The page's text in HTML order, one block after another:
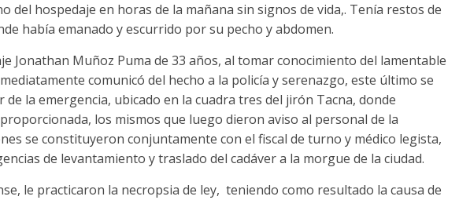
del hospedaje en horas de la mañana sin signos de vida,. Tenía restos de
había emanado y escurrido por su pecho y abdomen.
Jonathan Muñoz Puma de 33 años, al tomar conocimiento del lamentable
comunicó del hecho a la policía y serenazgo, este último se
la emergencia, ubicado en la cuadra tres del jirón Tacna, donde
los mismos que luego dieron aviso al personal de la
se constituyeron conjuntamente con el fiscal de turno y médico legista,
de levantamiento y traslado del cadáver a la morgue de la ciudad.
le practicaron la necropsia de ley, teniendo como resultado la causa de